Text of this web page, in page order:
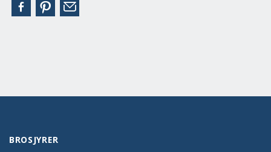
BROSJYRER